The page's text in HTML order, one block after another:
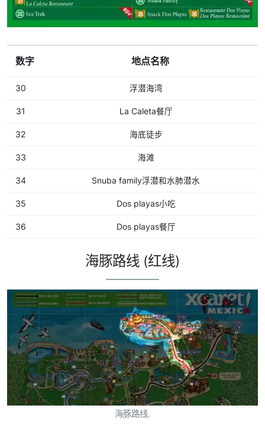
数字 地点名称
30 浮潜海湾
31 La Caleta餐厅
32 海底徒步
33 海滩
34 Snuba family浮潜和水肺潜水
35 Dos playas小吃
36 Dos playas餐厅
海豚路线 (红线)
海豚路线.